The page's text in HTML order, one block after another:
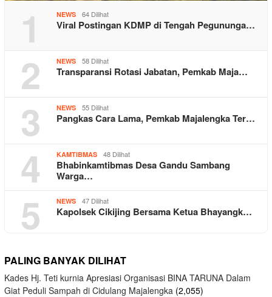
1 NEWS 64 Dilihat
Viral Postingan KDMP di Tengah Pegununga…
2 NEWS 58 Dilihat
Transparansi Rotasi Jabatan, Pemkab Maja…
3 NEWS 55 Dilihat
Pangkas Cara Lama, Pemkab Majalengka Ter…
4 KAMTIBMAS 48 Dilihat
Bhabinkamtibmas Desa Gandu Sambang
Warga…
5 NEWS 47 Dilihat
Kapolsek Cikijing Bersama Ketua Bhayangk…
PALING BANYAK DILIHAT
Kades Hj. Teti kurnia Apresiasi Organisasi BINA TARUNA Dalam
Giat Peduli Sampah di Cidulang Majalengka (2,055)